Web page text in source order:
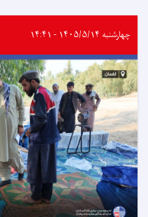
چهارشنبه ۱۴۰۵/۵/۱۴ - ۱۴:۴۱